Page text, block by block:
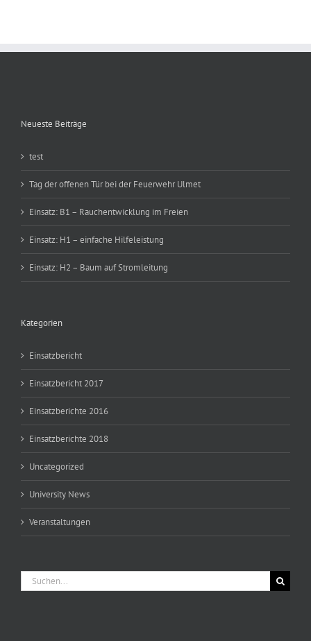
Neueste Beiträge
test
Tag der offenen Tür bei der Feuerwehr Ulmet
Einsatz: B1 – Rauchentwicklung im Freien
Einsatz: H1 – einfache Hilfeleistung
Einsatz: H2 – Baum auf Stromleitung
Kategorien
Einsatzbericht
Einsatzbericht 2017
Einsatzberichte 2016
Einsatzberichte 2018
Uncategorized
University News
Veranstaltungen
Suche
nach: